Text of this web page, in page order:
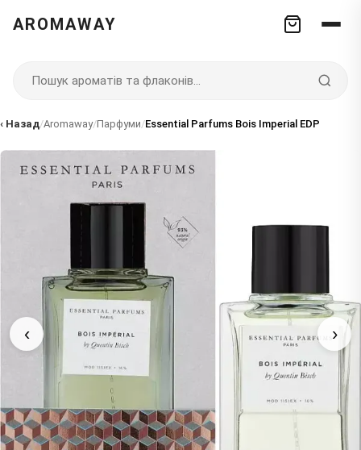
AROMAWAY
‹ Назад/Aromaway/Парфуми/Essential Parfums Bois Imperial EDP
‹ ›